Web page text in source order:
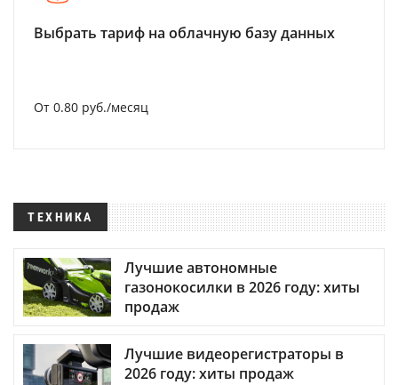
Выбрать тариф на облачную базу данных
От 0.80 руб./месяц
ТЕХНИКА
Лучшие автономные
газонокосилки в 2026 году: хиты
продаж
Лучшие видеорегистраторы в
2026 году: хиты продаж